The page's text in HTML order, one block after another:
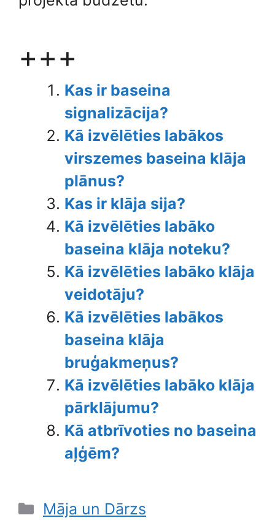
+++
Kas ir baseina
signalizācija?
Kā izvēlēties labākos
virszemes baseina klāja
plānus?
Kas ir klāja sija?
Kā izvēlēties labāko
baseina klāja noteku?
Kā izvēlēties labāko klāja
veidotāju?
Kā izvēlēties labākos
baseina klāja
bruģakmeņus?
Kā izvēlēties labāko klāja
pārklājumu?
Kā atbrīvoties no baseina
aļģēm?
Categories
Māja un Dārzs